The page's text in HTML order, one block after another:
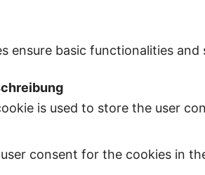
ensure basic functionalities
is used to store the user
consent for the cookies in